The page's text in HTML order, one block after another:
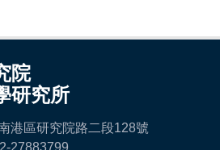
院
研究所
港區研究院路二段128號